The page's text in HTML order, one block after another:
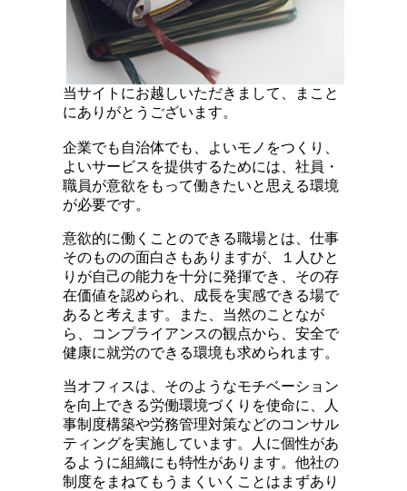
当サイトにお越しいただきまして、まこと
にありがとうございます。
企業でも自治体でも、よいモノをつくり、
よいサービスを提供するためには、社員・
職員が意欲をもって働きたいと思える環境
が必要です。
意欲的に働くことのできる職場とは、仕事
そのものの面白さもありますが、１人ひと
りが自己の能力を十分に発揮でき、その存
在価値を認められ、成長を実感できる場で
あると考えます。また、当然のことなが
ら、コンプライアンスの観点から、安全で
健康に就労のできる環境も求められます。
当オフィスは、そのようなモチベーション
を向上できる労働環境づくりを使命に、人
事制度構築や労務管理対策などのコンサル
ティングを実施しています。人に個性があ
るように組織にも特性があります。他社の
制度をまねてもうまくいくことはまずあり